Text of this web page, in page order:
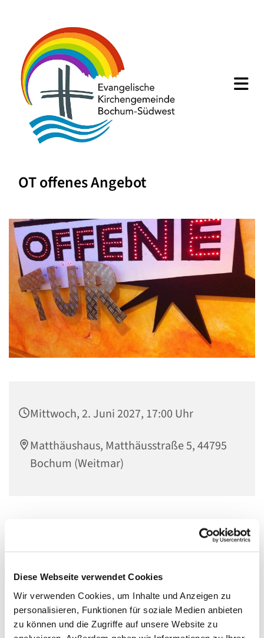
Diese Webseite verwendet Cookies
Wir verwenden Cookies, um Inhalte und Anzeigen zu
personalisieren, Funktionen für soziale Medien anbieten
zu können und die Zugriffe auf unsere Website zu
OT offenes Angebot
Mittwoch, 2. Juni 2027, 17:00 Uhr
Matthäushaus, Matthäusstraße 5, 44795
Bochum (Weitmar)